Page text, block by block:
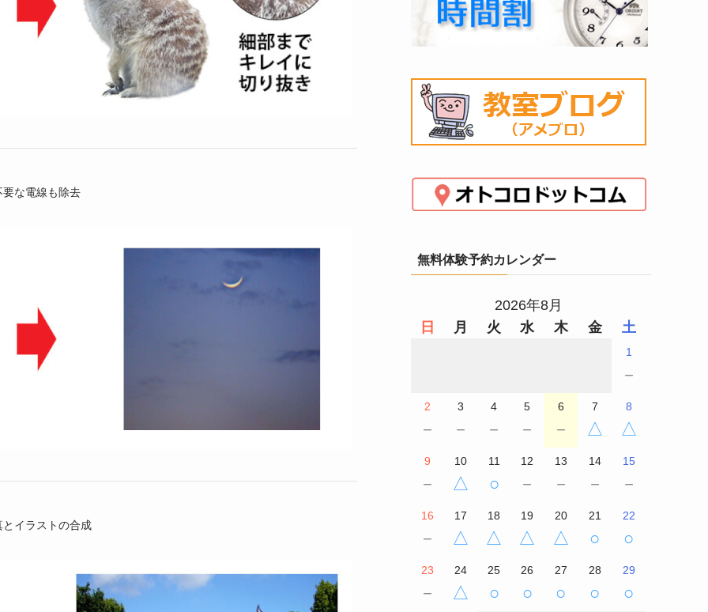
要な電線も除去
とイラストの合成
無料体験予約カレンダー
2026年8月
日
月 火 水 木 金 土
1
－
2
－
3
－
4
－
5
－
6
－
7
△
8
△
9
－
10
△
11
○
12
－
13
－
14
－
15
－
16
－
17
△
18
△
19
△
20
△
21
○
22
○
23
－
24
△
25
○
26
○
27
○
28
○
29
○